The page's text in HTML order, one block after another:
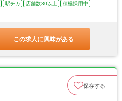
駅チカ 店舗数30以上
積極採用中
この求人に興味がある
保存する